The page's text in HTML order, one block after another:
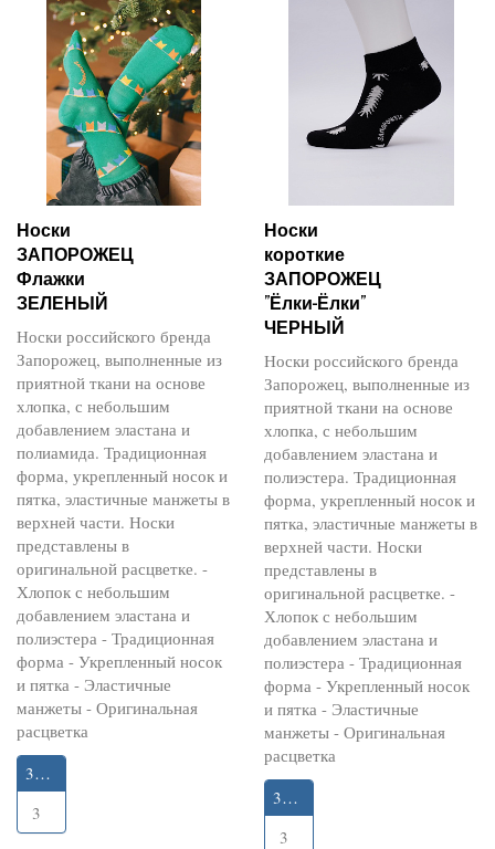
Носки
ЗАПОРОЖЕЦ
Флажки
ЗЕЛЕНЫЙ
Носки российского бренда
Запорожец, выполненные из
приятной ткани на основе
хлопка, с небольшим
добавлением эластана и
полиамида. Традиционная
форма, укрепленный носок и
пятка, эластичные манжеты в
верхней части. Носки
представлены в
оригинальной расцветке. -
Хлопок с небольшим
добавлением эластана и
полиэстера - Традиционная
форма - Укрепленный носок
и пятка - Эластичные
манжеты - Оригинальная
расцветка
35-40
3
Носки
короткие
ЗАПОРОЖЕЦ
"Ёлки-Ёлки"
ЧЕРНЫЙ
Носки российского бренда
Запорожец, выполненные из
приятной ткани на основе
хлопка, с небольшим
добавлением эластана и
полиэстера. Традиционная
форма, укрепленный носок и
пятка, эластичные манжеты в
верхней части. Носки
представлены в
оригинальной расцветке. -
Хлопок с небольшим
добавлением эластана и
полиэстера - Традиционная
форма - Укрепленный носок
и пятка - Эластичные
манжеты - Оригинальная
расцветка
36-40
3